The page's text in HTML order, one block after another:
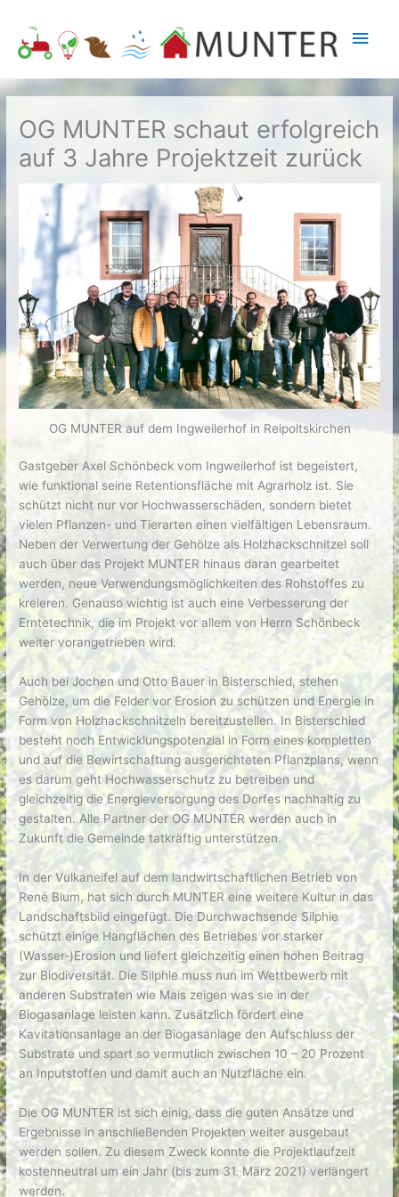
Inhalt
springen
OG MUNTER schaut erfolgreich
auf 3 Jahre Projektzeit zurück
OG MUNTER auf dem Ingweilerhof in Reipoltskirchen
Gastgeber Axel Schönbeck vom Ingweilerhof ist begeistert,
wie funktional seine Retentionsfläche mit Agrarholz ist. Sie
schützt nicht nur vor Hochwasserschäden, sondern bietet
vielen Pflanzen- und Tierarten einen vielfältigen Lebensraum.
Neben der Verwertung der Gehölze als Holzhackschnitzel soll
auch über das Projekt MUNTER hinaus daran gearbeitet
werden, neue Verwendungsmöglichkeiten des Rohstoffes zu
kreieren. Genauso wichtig ist auch eine Verbesserung der
Erntetechnik, die im Projekt vor allem von Herrn Schönbeck
weiter vorangetrieben wird.
Auch bei Jochen und Otto Bauer in Bisterschied, stehen
Gehölze, um die Felder vor Erosion zu schützen und Energie in
Form von Holzhackschnitzeln bereitzustellen. In Bisterschied
besteht noch Entwicklungspotenzial in Form eines kompletten
und auf die Bewirtschaftung ausgerichteten Pflanzplans, wenn
es darum geht Hochwasserschutz zu betreiben und
gleichzeitig die Energieversorgung des Dorfes nachhaltig zu
gestalten. Alle Partner der OG MUNTER werden auch in
Zukunft die Gemeinde tatkräftig unterstützen.
In der Vulkaneifel auf dem landwirtschaftlichen Betrieb von
René Blum, hat sich durch MUNTER eine weitere Kultur in das
Landschaftsbild eingefügt. Die Durchwachsende Silphie
schützt einige Hangflächen des Betriebes vor starker
(Wasser-)Erosion und liefert gleichzeitig einen hohen Beitrag
zur Biodiversität. Die Silphie muss nun im Wettbewerb mit
anderen Substraten wie Mais zeigen was sie in der
Biogasanlage leisten kann. Zusätzlich fördert eine
Kavitationsanlage an der Biogasanlage den Aufschluss der
Substrate und spart so vermutlich zwischen 10 – 20 Prozent
an Inputstoffen und damit auch an Nutzfläche ein.
Die OG MUNTER ist sich einig, dass die guten Ansätze und
Ergebnisse in anschließenden Projekten weiter ausgebaut
werden sollen. Zu diesem Zweck konnte die Projektlaufzeit
kostenneutral um ein Jahr (bis zum 31. März 2021) verlängert
werden.